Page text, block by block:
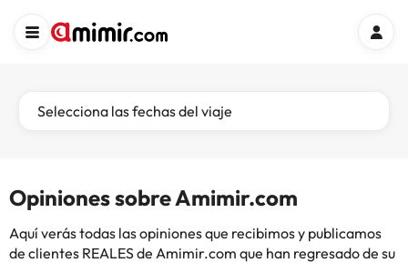
Selecciona las fechas del viaje
Opiniones sobre Amimir.com
Aquí verás todas las opiniones que recibimos y publicamos
de clientes REALES de Amimir.com que han regresado de su